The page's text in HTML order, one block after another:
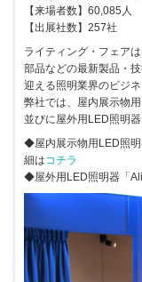
【来場者数】60,085人
【出展社数】257社
ライティング・フェア
部品などの最新製品・
迎える照明業界のビジ
弊社では、屋内展示物
並びに屋外用LED照明
◆屋内展示物用LED照明
細はコチラ
◆屋外用LED照明器「